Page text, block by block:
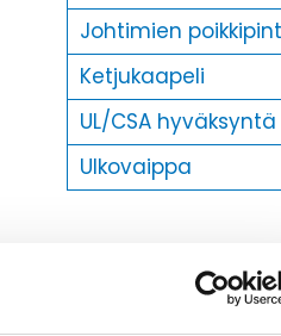
Johtimien
Ketjukaapeli
UL/CSA hyväksyntä
Ulkovaippa